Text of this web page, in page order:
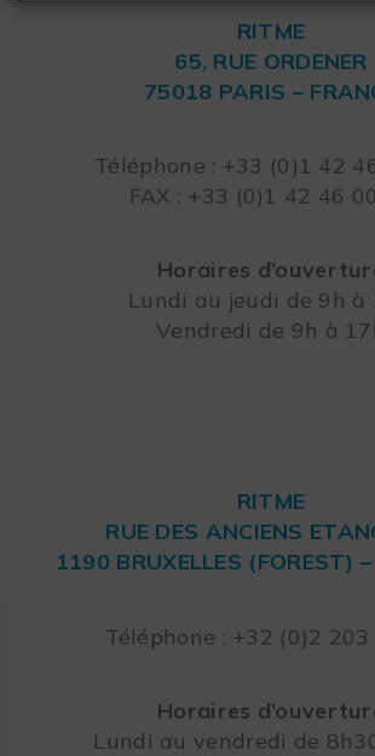
RITME
65, RUE ORDENER
75018 PARIS –
Téléphone : +33 (0)1 42
FAX : +33 (0)1 42 46
Horaires
Lundi au jeudi de 9h à
Vendredi de 9h à
RITME
RUE DES ANCIENS
1190 BRUXELLES (FOREST)
Téléphone : +32 (0)2
Horaires
Lundi au vendredi de